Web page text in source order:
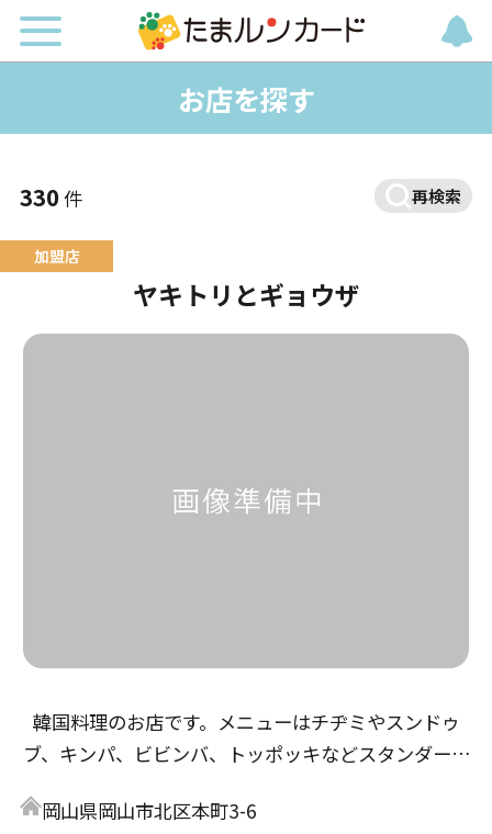
お店を探す
330件 再検索
ヤキトリとギョウザ
韓国料理のお店です。メニューはチヂミやスンドゥ
ブ、キンパ、ビビンバ、トッポッキなどスタンダード
ル料理と色々有りますのでお気軽にお立ち寄りくださ
岡山県岡山市北区本町3-6